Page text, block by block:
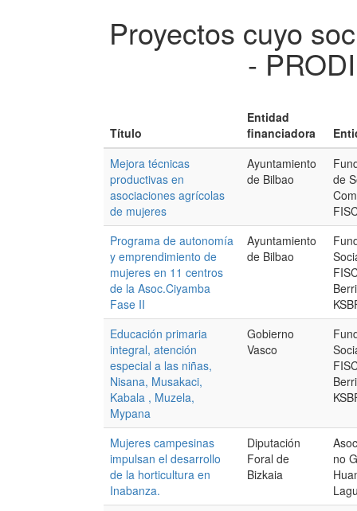
Proyectos cuyo
-
Título
Entidad
financiadora
Mejora técnicas
productivas en
asociaciones agrícolas
de mujeres
Ayuntamiento
de Bilbao
de
Programa de autonomía
y emprendimiento de
mujeres en 11 centros
de la Asoc.Ciyamba
Fase II
Ayuntamiento
de Bilbao
Educación primaria
integral, atención
especial a las niñas,
Nisana, Musakaci,
Kabala , Muzela,
Mypana
Gobierno
Vasco
Mujeres campesinas
impulsan el desarrollo
de la horticultura en
Inabanza.
Diputación
Foral de
Bizkaia
no